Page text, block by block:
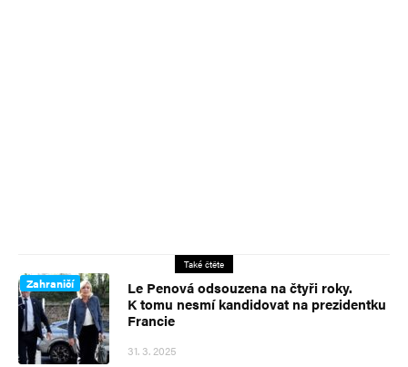
Také čtěte
Zahraničí
Le Penová odsouzena na čtyři roky.
K tomu nesmí kandidovat na prezidentku
Francie
31. 3. 2025